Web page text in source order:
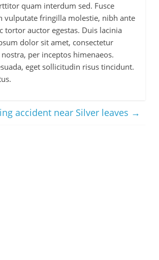
quam interdum sed. Fusce
fringilla molestie, nibh ante
tortor auctor egestas. Duis lacinia
dolor sit amet, consectetur
per inceptos himenaeos.
eget sollicitudin risus tincidunt.
accident near Silver leaves →